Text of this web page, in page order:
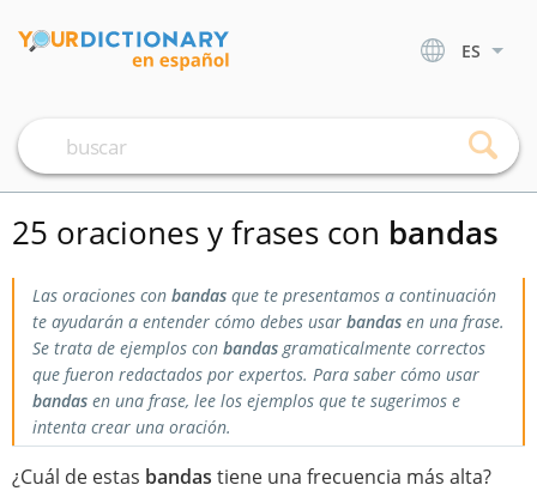
ES
25 oraciones y frases con bandas
Las oraciones con bandas que te presentamos a continuación
te ayudarán a entender cómo debes usar bandas en una frase.
Se trata de ejemplos con bandasgramaticalmente correctos
que fueron redactados por expertos. Para saber cómo usar
bandas en una frase, lee los ejemplos que te sugerimos e
intenta crear una oración.
¿Cuál de estas bandas tiene una frecuencia más alta?